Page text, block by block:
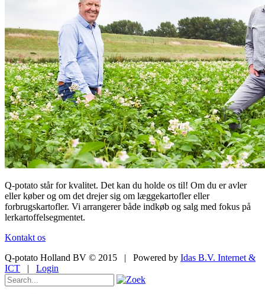
Q-potato står for kvalitet. Det kan du holde os til! Om du er avler
eller køber og om det drejer sig om læggekartofler eller
forbrugskartofler. Vi arrangerer både indkøb og salg med fokus på
lerkartoffelsegmentet.
Kontakt os
Q-potato Holland BV © 2015 | Powered by Idas B.V. Internet &
ICT
| Login